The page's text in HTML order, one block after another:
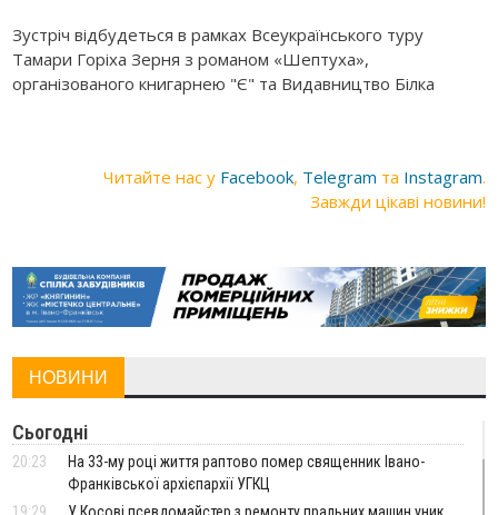
Зустріч відбудеться в рамках Всеукраїнського туру
Тамари Горіха Зерня з романом «Шептуха»,
організованого книгарнею "Є" та Видавництво Білка
Читайте нас у Facebook, Telegram та Instagram.
Завжди цікаві новини!
НОВИНИ
Сьогодні
20:23
На 33-му році життя раптово помер священник Івано-
Франківської архієпархії УГКЦ
19:29
У Косові псевдомайстер з ремонту пральних машин уник